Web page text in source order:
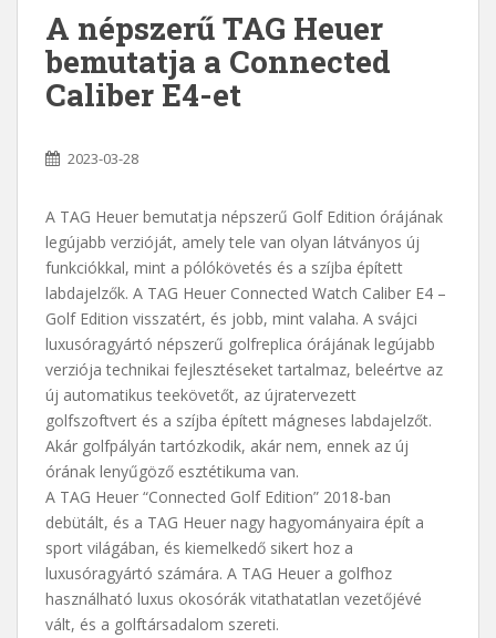
A népszerű TAG Heuer
bemutatja a Connected
Caliber E4-et
2023-03-28
A TAG Heuer bemutatja népszerű Golf Edition órájának
legújabb verzióját, amely tele van olyan látványos új
funkciókkal, mint a pólókövetés és a szíjba épített
labdajelzők. A TAG Heuer Connected Watch Caliber E4 –
Golf Edition visszatért, és jobb, mint valaha. A svájci
luxusóragyártó népszerű golfreplica órájának legújabb
verziója technikai fejlesztéseket tartalmaz, beleértve az
új automatikus teekövetőt, az újratervezett
golfszoftvert és a szíjba épített mágneses labdajelzőt.
Akár golfpályán tartózkodik, akár nem, ennek az új
órának lenyűgöző esztétikuma van.
A TAG Heuer “Connected Golf Edition” 2018-ban
debütált, és a TAG Heuer nagy hagyományaira épít a
sport világában, és kiemelkedő sikert hoz a
luxusóragyártó számára. A TAG Heuer a golfhoz
használható luxus okosórák vitathatatlan vezetőjévé
vált, és a golftársadalom szereti.